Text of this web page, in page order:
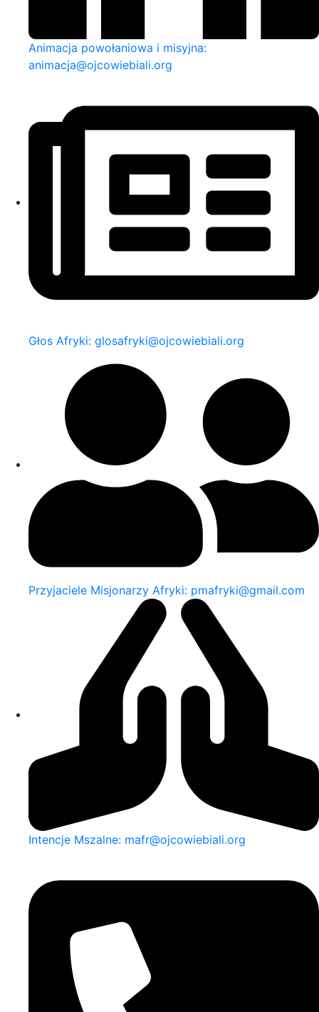
Animacja powołaniowa i misyjna:
animacja@ojcowiebiali.org
Głos Afryki: glosafryki@ojcowiebiali.org
Przyjaciele Misjonarzy Afryki: pmafryki@gmail.com
Intencje Mszalne: mafr@ojcowiebiali.org